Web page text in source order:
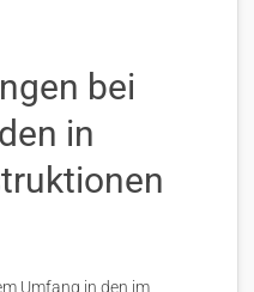
bei
in
Umfang in den im